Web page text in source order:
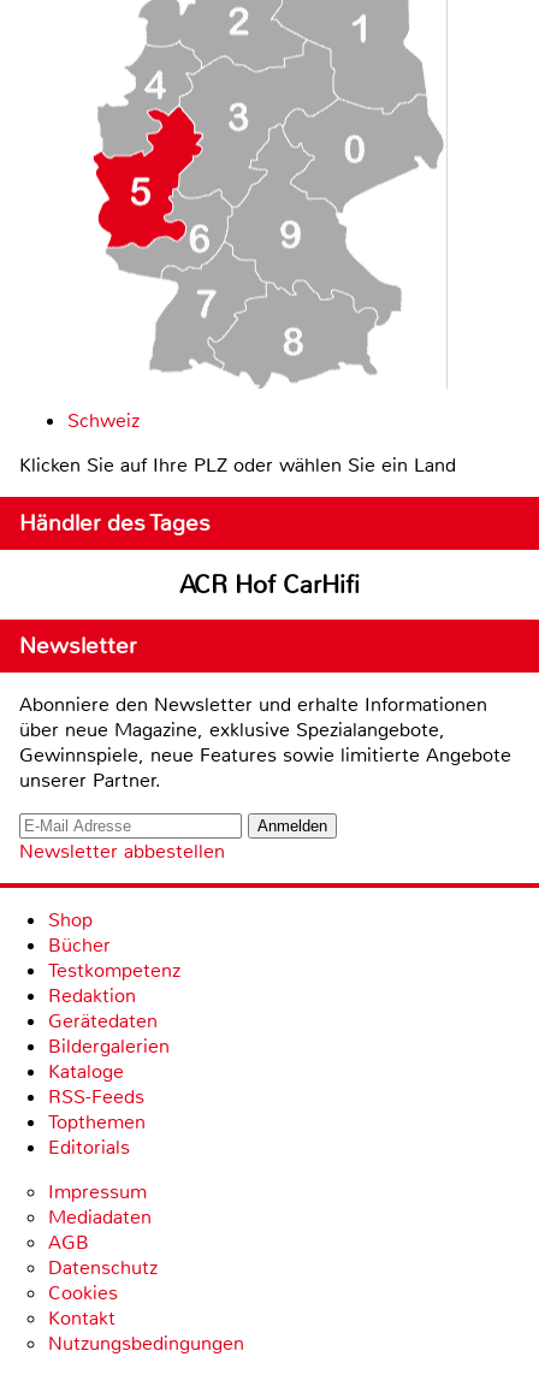
Schweiz
Klicken Sie auf Ihre PLZ oder wählen Sie ein Land
Händler des Tages
ACR Hof CarHifi
Newsletter
Abonniere den Newsletter und erhalte Informationen
über neue Magazine, exklusive Spezialangebote,
Gewinnspiele, neue Features sowie limitierte Angebote
unserer Partner.
Newsletter abbestellen
Shop
Bücher
Testkompetenz
Redaktion
Gerätedaten
Bildergalerien
Kataloge
RSS-Feeds
Topthemen
Editorials
Impressum
Mediadaten
AGB
Datenschutz
Cookies
Kontakt
Nutzungsbedingungen